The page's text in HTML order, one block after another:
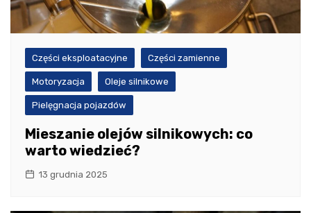
Części eksploatacyjne Części zamienne
Motoryzacja Oleje silnikowe
Pielęgnacja pojazdów
Mieszanie olejów silnikowych: co
warto wiedzieć?
13 grudnia 2025